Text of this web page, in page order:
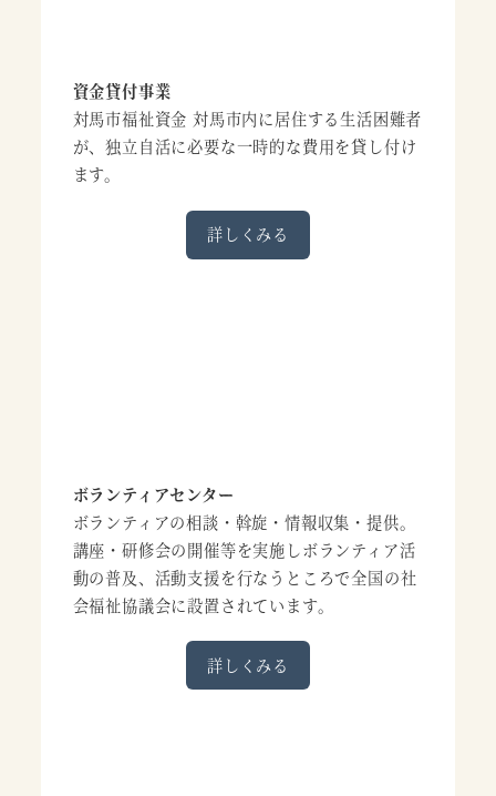
資金貸付事業
対馬市福祉資金 対馬市内に居住する生活困難者
が、独立自活に必要な一時的な費用を貸し付け
ます。
詳しくみる
ボランティアセンター
ボランティアの相談・斡旋・情報収集・提供。
講座・研修会の開催等を実施しボランティア活
動の普及、活動支援を行なうところで全国の社
会福祉協議会に設置されています。
詳しくみる